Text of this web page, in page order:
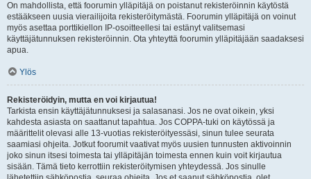
On mahdollista, että foorumin ylläpitäjä on poistanut rekisteröinnin käytöstä
estääkseen uusia vierailijoita rekisteröitymästä. Foorumin ylläpitäjä on voinut
myös asettaa porttikiellon IP-osoitteellesi tai estänyt valitsemasi
käyttäjätunnuksen rekisteröinnin. Ota yhteyttä foorumin ylläpitäjään saadaksesi
apua.
Ylös
Rekisteröidyin, mutta en voi kirjautua!
Tarkista ensin käyttäjätunnuksesi ja salasanasi. Jos ne ovat oikein, yksi
kahdesta asiasta on saattanut tapahtua. Jos COPPA-tuki on käytössä ja
määrittelit olevasi alle 13-vuotias rekisteröityessäsi, sinun tulee seurata
saamiasi ohjeita. Jotkut foorumit vaativat myös uusien tunnusten aktivoinnin
joko sinun itsesi toimesta tai ylläpitäjän toimesta ennen kuin voit kirjautua
sisään. Tämä tieto kerrottiin rekisteröitymisen yhteydessä. Jos sinulle